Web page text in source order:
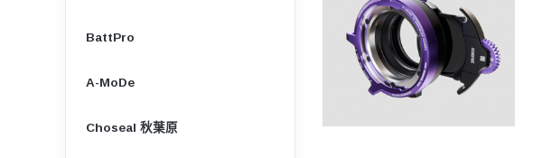
BattPro
A-MoDe
Choseal 秋葉原